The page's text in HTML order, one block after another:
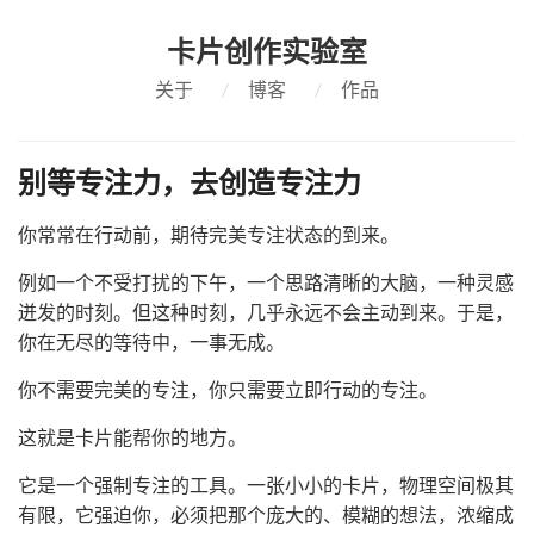
卡片创作实验室
关于 / 博客 / 作品
别等专注力，去创造专注力
你常常在行动前，期待完美专注状态的到来。
例如一个不受打扰的下午，一个思路清晰的大脑，一种灵感
迸发的时刻。但这种时刻，几乎永远不会主动到来。于是，
你在无尽的等待中，一事无成。
你不需要完美的专注，你只需要立即行动的专注。
这就是卡片能帮你的地方。
它是一个强制专注的工具。一张小小的卡片，物理空间极其
有限，它强迫你，必须把那个庞大的、模糊的想法，浓缩成